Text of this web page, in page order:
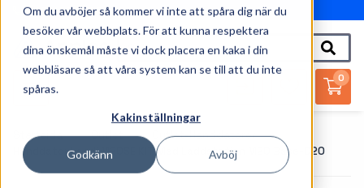
Om du avböjer så kommer vi inte att spåra dig när du
besöker vår webbplats. För att kunna respektera
dina önskemål måste vi dock placera en kaka i din
webbläsare så att våra system kan se till att du inte
spåras.
Kakinställningar
Godkänn Avböj
010-162 61 95
0
Startsida Outlet
Outlet-Handdatorer
Handdator Landi M20SE KIT Med Laddstation M20 Base-D20